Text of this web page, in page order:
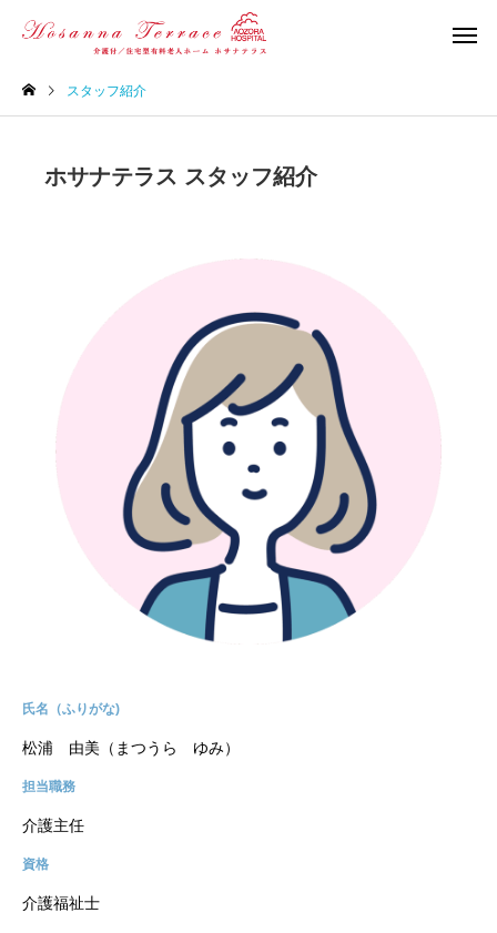
スタッフ紹介
ホサナテラス スタッフ紹介
氏名（ふりがな)
松浦 由美（まつうら ゆみ）
担当職務
介護主任
資格
介護福祉士